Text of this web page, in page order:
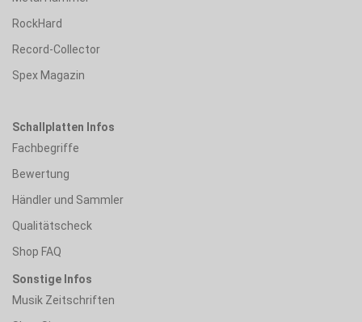
RockHard
Record-Collector
Spex Magazin
Schallplatten Infos
Fachbegriffe
Bewertung
Händler und Sammler
Qualitätscheck
Shop FAQ
Sonstige Infos
Musik Zeitschriften